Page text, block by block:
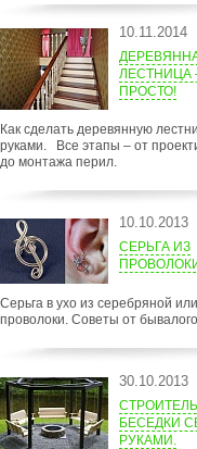
10.11.2014
ЛЕСТНИЦА
ПРОСТО!
Как сделать деревянную
руками. Все этапы – от
до монтажа перил.
10.10.2013
СЕРЬГА ИЗ
Серьга в ухо из серебряной
проволоки. Советы от
30.10.2013
БЕСЕДКИ
РУКАМИ.